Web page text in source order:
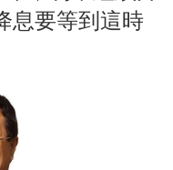
息要等到這時